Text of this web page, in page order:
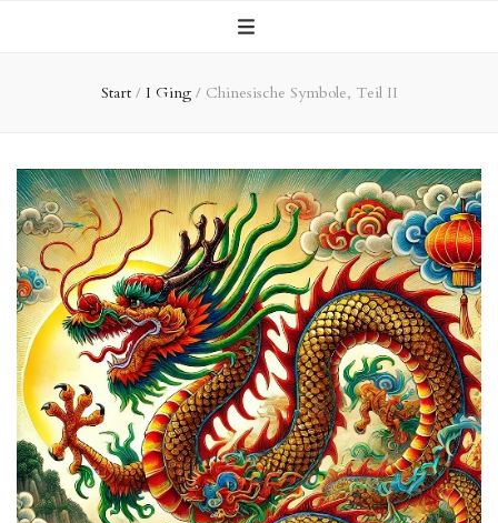
Start / I Ging / Chinesische Symbole, Teil II